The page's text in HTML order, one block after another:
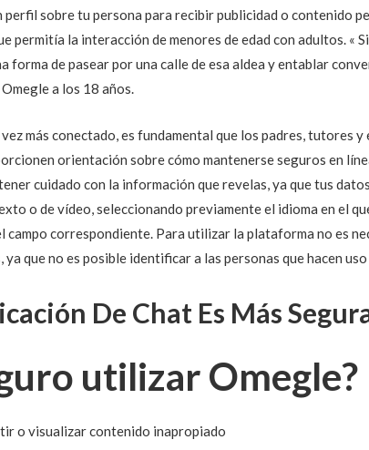
perfil sobre tu persona para recibir publicidad o contenido
permitía la interacción de menores de edad con adultos. «
forma de pasear por una calle de esa aldea y entablar
a los 18 años.
vez más conectado, es fundamental que los padres,
orientación sobre cómo mantenerse seguros en
cuidado con la información que revelas, ya que tus
o de vídeo, seleccionando previamente el idioma en el
campo correspondiente. Para utilizar la plataforma no es
ya que no es posible identificar a las personas que hacen
De Chat Es Más
utilizar Omegle?
o visualizar contenido inapropiado